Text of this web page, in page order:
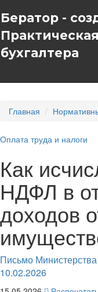
Бератор -
бухгалтера
Главная
Оплата труда и налоги
Как
НДФЛ в
доходов
Письмо
10.02.2026